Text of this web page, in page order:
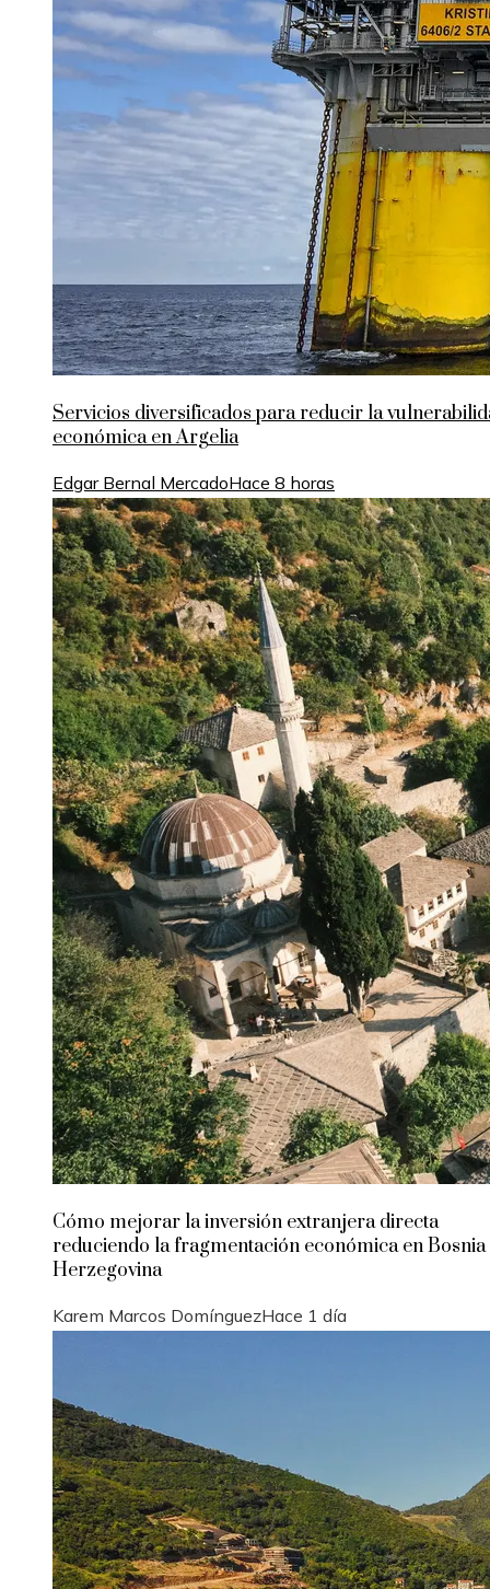
Servicios diversificados para reducir la
económica en Argelia
Edgar Bernal MercadoHace 8 horas
Cómo mejorar la inversión extranjera directa
reduciendo la fragmentación económica en
Herzegovina
Karem Marcos DomínguezHace 1 día